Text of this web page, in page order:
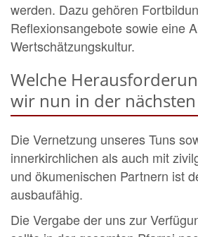
werden. Dazu gehören
Reflexionsangebote sowie eine
Wertschätzungskultur.
Welche
wir nun in der
Die Vernetzung unseres Tuns
innerkirchlichen als auch mit
und ökumenischen Partnern ist
ausbaufähig.
Die Vergabe der uns zur